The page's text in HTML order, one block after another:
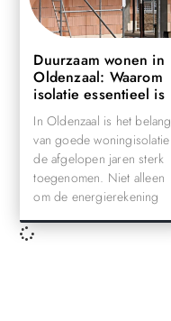
Duurzaam wonen in
Oldenzaal: Waarom
isolatie essentieel is
In Oldenzaal is het belang
van goede woningisolatie
de afgelopen jaren sterk
toegenomen. Niet alleen
om de energierekening